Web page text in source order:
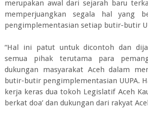
merupakan awal dari sejarah baru
memperjuangkan segala hal yang
pengimplementasian setiap butir-butir
“Hal ini patut untuk dicontoh dan
semua pihak terutama para
dukungan masyarakat Aceh dalam
butir-butir pengimplementasian UUPA.
kerja keras dua tokoh Legislatif Aceh
berkat doa’ dan dukungan dari rakyat